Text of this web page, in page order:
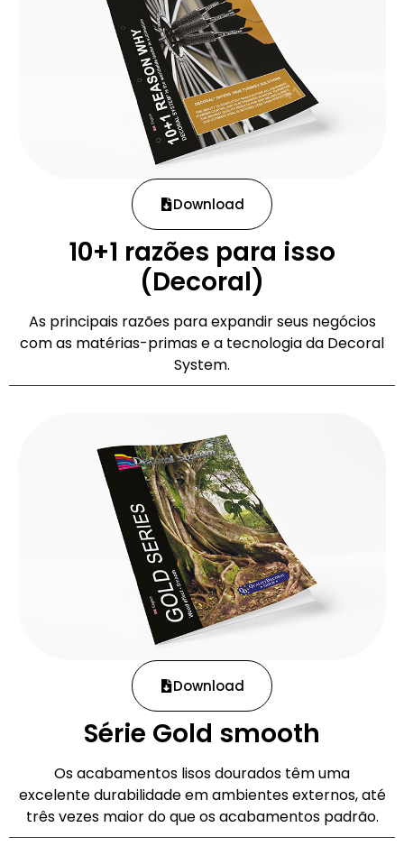
Download
10+1 razões para isso
(Decoral)
As principais razões para expandir seus negócios
com as matérias-primas e a tecnologia da Decoral
System.
Download
Série Gold smooth
Os acabamentos lisos dourados têm uma
excelente durabilidade em ambientes externos, até
três vezes maior do que os acabamentos padrão.